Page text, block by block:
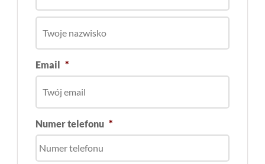
Email *
Numer telefonu *